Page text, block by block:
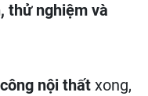
thử nghiệm và
nội thất xong,